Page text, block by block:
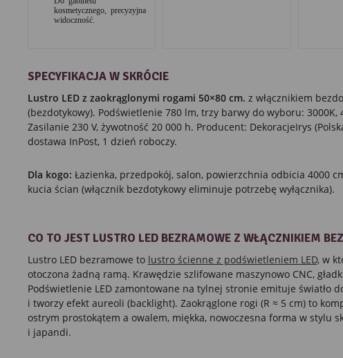
kosmetycznego, precyzyjna
widoczność.
SPECYFIKACJA W SKRÓCIE
Lustro LED z zaokrąglonymi rogami 50×80 cm. z włącznikiem
(bezdotykowy). Podświetlenie 780 lm, trzy barwy do wyboru: 3000K,
Zasilanie 230 V, żywotność 20 000 h. Producent: DekoracjeIrys
dostawa InPost, 1 dzień roboczy.
Dla kogo: Łazienka, przedpokój, salon, powierzchnia odbicia 4000
kucia ścian (włącznik bezdotykowy eliminuje potrzebę wyłącznika).
CO TO JEST LUSTRO LED BEZRAMOWE Z WŁĄCZNIKIEM
Lustro LED bezramowe to lustro ścienne z podświetleniem LED, w
otoczona żadną ramą. Krawędzie szlifowane maszynowo CNC,
Podświetlenie LED zamontowane na tylnej stronie emituje światło
i tworzy efekt aureoli (backlight). Zaokrąglone rogi (R ≈ 5 cm) to
ostrym prostokątem a owalem, miękka, nowoczesna forma w stylu
i japandi.